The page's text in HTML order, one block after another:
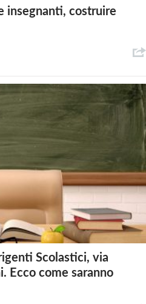
insegnanti, costruire
Scolastici, via
Ecco come saranno